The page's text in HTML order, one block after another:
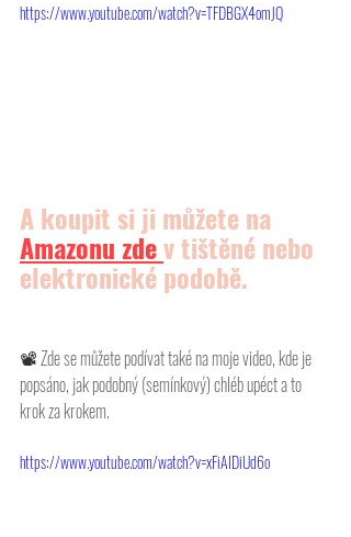
https://www.youtube.com/watch?v=TFDBGX4omJQ
A koupit si ji můžete na
Amazonu zde v tištěné nebo
elektronické podobě.
📽 Zde se můžete podívat také na moje video, kde je
popsáno, jak podobný (semínkový) chléb upéct a to
krok za krokem.
https://www.youtube.com/watch?v=xFiAIDiUd6o